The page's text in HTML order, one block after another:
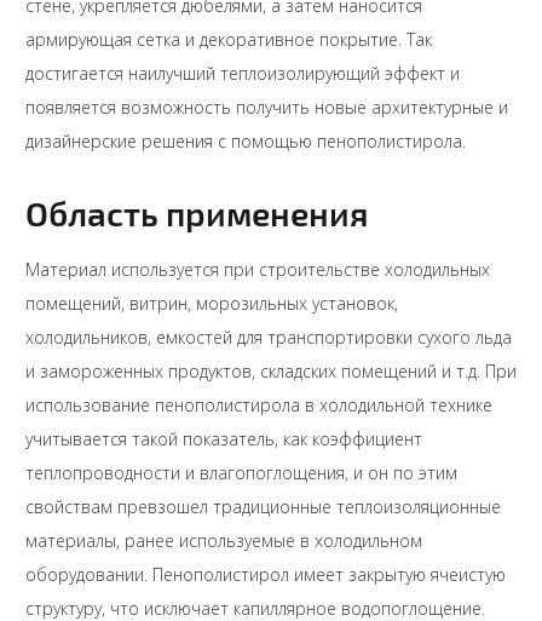
стене, укрепляется дюбелями, а затем наносится
армирующая сетка и декоративное покрытие. Так
достигается наилучший теплоизолирующий эффект и
появляется возможность получить новые архитектурные и
дизайнерские решения с помощью пенополистирола.
Область применения
Материал используется при строительстве холодильных
помещений, витрин, морозильных установок,
холодильников, емкостей для транспортировки сухого льда
и замороженных продуктов, складских помещений и т.д. При
использование пенополистирола в холодильной технике
учитывается такой показатель, как коэффициент
теплопроводности и влагопоглощения, и он по этим
свойствам превзошел традиционные теплоизоляционные
материалы, ранее используемые в холодильном
оборудовании. Пенополистирол имеет закрытую ячеистую
структуру, что исключает капиллярное водопоглощение.